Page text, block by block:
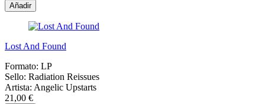
Añadir
Lost And Found
Formato: LP
Sello: Radiation Reissues
Artista: Angelic Upstarts
21,00 €